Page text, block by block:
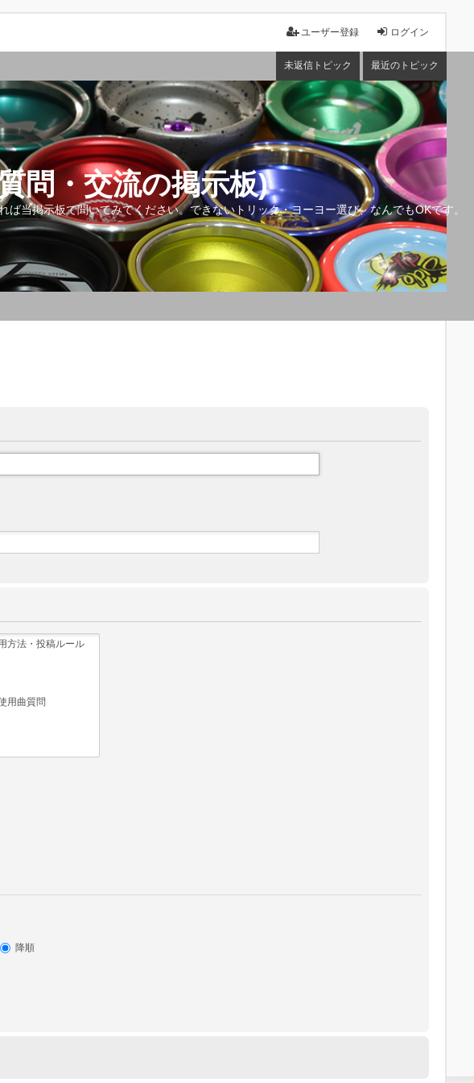
ログイン
ユーザー登録
未返信トピック 最近のトピック
問・交流の掲示板)
当掲示板で聞いてみてください。できないトリック・ヨーヨー選び、なんでもOKです。
降順